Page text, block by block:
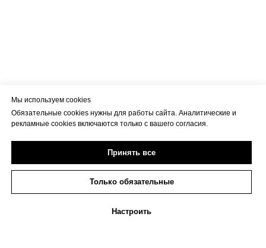
Мы используем cookies
Обязательные cookies нужны для работы сайта. Аналитические и
рекламные cookies включаются только с вашего согласия.
Принять все
Только обязательные
Настроить